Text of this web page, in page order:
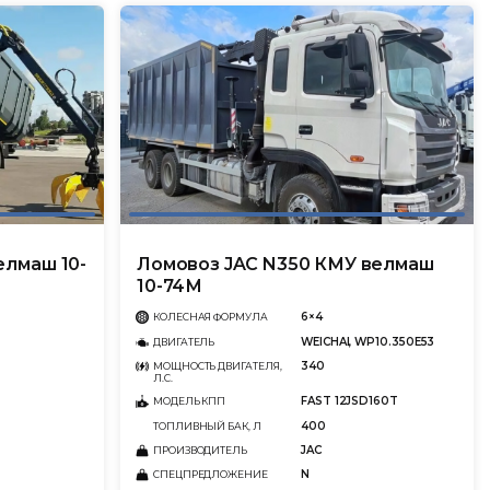
10-
Ломовоз JAC N350 КМУ велмаш
10-74М
КОЛЕСНАЯ ФОРМУЛА 6×4
ДВИГАТЕЛЬ WEICHAI, WP10.350E53
МОЩНОСТЬ ДВИГАТЕЛЯ,
Л.С.
340
МОДЕЛЬ КПП FAST 12JSD160T
ТОПЛИВНЫЙ БАК, Л 400
ПРОИЗВОДИТЕЛЬ JAC
СПЕЦПРЕДЛОЖЕНИЕ N